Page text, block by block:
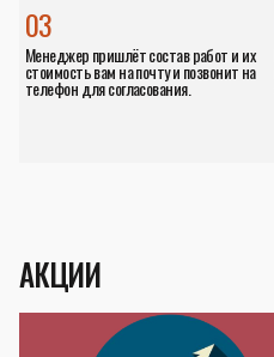
03
Менеджер пришлёт состав работ и их
стоимость вам на почту и позвонит на
телефон для согласования.
АКЦИИ